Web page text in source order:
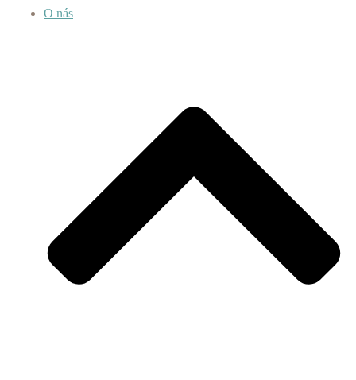
O nás